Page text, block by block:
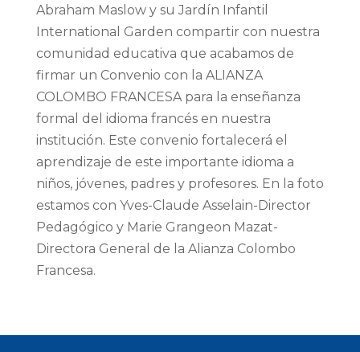
Abraham Maslow y su Jardín Infantil
International Garden compartir con nuestra
comunidad educativa que acabamos de
firmar un Convenio con la ALIANZA
COLOMBO FRANCESA para la enseñanza
formal del idioma francés en nuestra
institución. Este convenio fortalecerá el
aprendizaje de este importante idioma a
niños, jóvenes, padres y profesores. En la foto
estamos con Yves-Claude Asselain-Director
Pedagógico y Marie Grangeon Mazat-
Directora General de la Alianza Colombo
Francesa.